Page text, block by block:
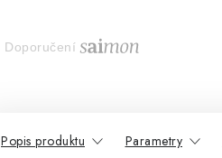
Doporučení
Popis produktu Parametry